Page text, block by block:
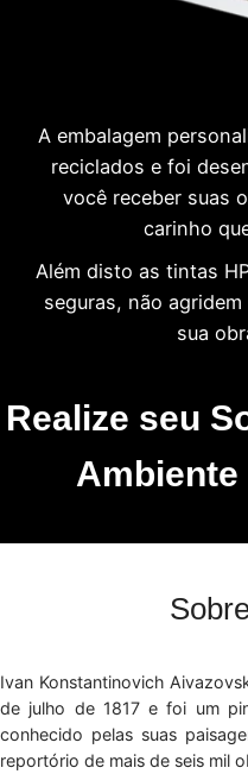
A embalagem
reciclados e foi
você receber suas
carinho
Além disto as tintas
seguras, não
sua
Realize seu
Ivan Konstantinovich
de julho de 1817 e foi um
conhecido pelas suas
reportório de mais de seis mil